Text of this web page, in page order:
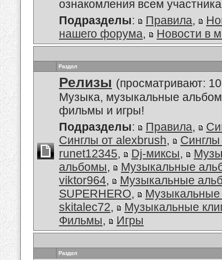
ознакомления всем
Подразделы: Правила,
нашего форума, Новости в
Раздел
Релизы (просматривают:
Музыка, музыкальные
фильмы и игры!
Подразделы: Правила,
Синглы от alexbrush,
Синглы
runet12345, Dj-миксы,
альбомы,
Музыкальные
viktor964,
Музыкальные
SUPERHERO,
skitalec72,
Музыкальные
Фильмы, Игры
Раздел